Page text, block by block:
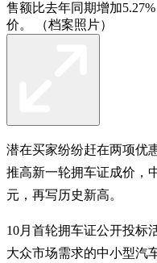
售额比去年同期增加
价。 （档案照片）
潜在买家纷纷赶在两项优
推高新一轮拥车证成价，
元，再写历史新高。
10月首轮拥车证公开投标
大众市场需求的中小型汽